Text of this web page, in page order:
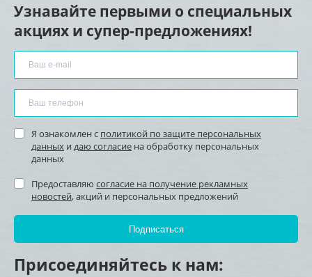
Узнавайте первыми о специальных
акциях и супер-предложениях!
Я ознакомлен с политикой по защите персональных
данных и даю согласие на обработку персональных
данных
Предоставляю согласие на получение рекламных
новостей, акций и персональных предложений
Присоединяйтесь к нам: